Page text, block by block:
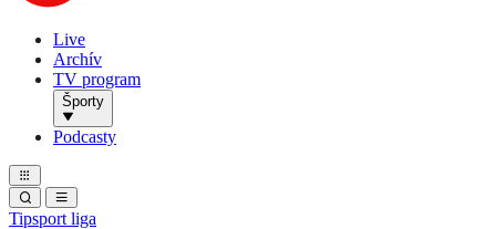
Live
Archív
TV program
Športy
Podcasty
Tipsport liga